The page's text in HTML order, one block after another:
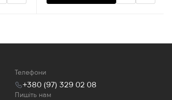
Телефони
+380 (97) 329 02 08
Пишіть нам